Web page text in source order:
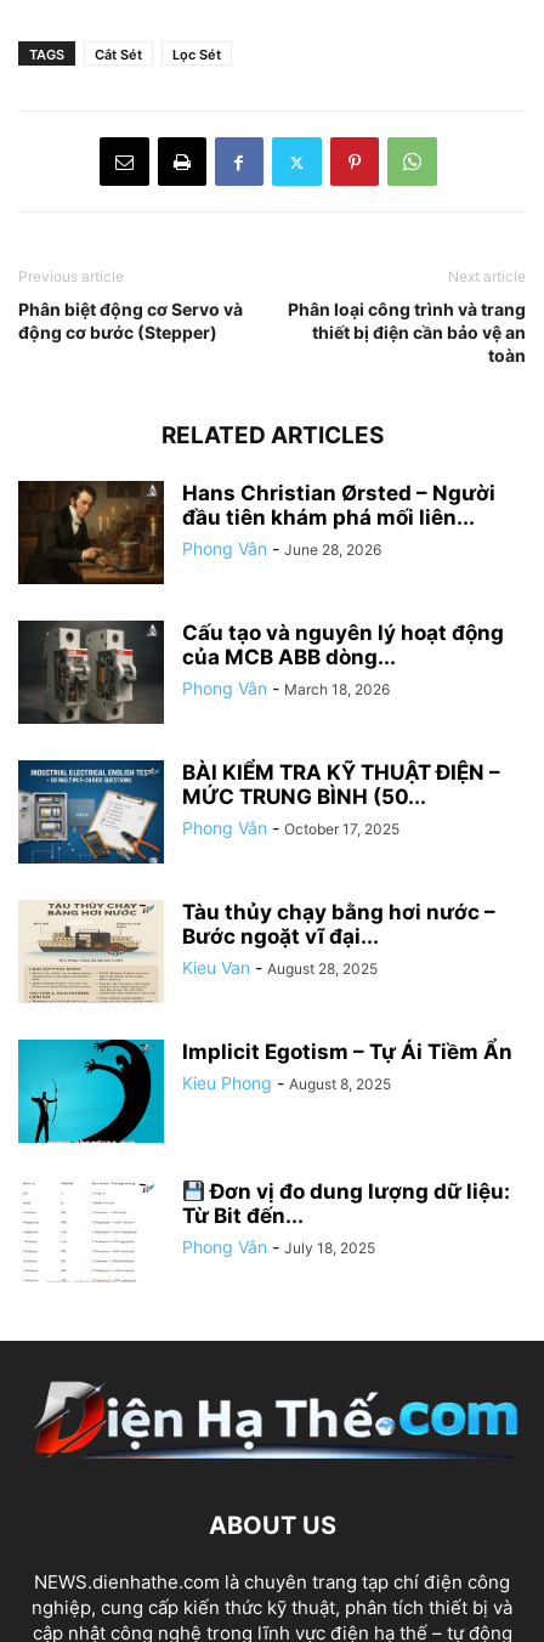
TAGS Cắt Sét Lọc Sét
Previous article
Phân biệt động cơ Servo và
động cơ bước (Stepper)
Next article
Phân loại công trình và trang
thiết bị điện cần bảo vệ an
toàn
RELATED ARTICLES
Hans Christian Ørsted – Người
đầu tiên khám phá mối liên...
Phong Vân - June 28, 2026
Cấu tạo và nguyên lý hoạt động
của MCB ABB dòng...
Phong Vân - March 18, 2026
BÀI KIỂM TRA KỸ THUẬT ĐIỆN –
MỨC TRUNG BÌNH (50...
Phong Vân - October 17, 2025
Tàu thủy chạy bằng hơi nước –
Bước ngoặt vĩ đại...
Kieu Van - August 28, 2025
Implicit Egotism – Tự Ái Tiềm Ẩn
Kieu Phong - August 8, 2025
Đơn vị đo dung lượng dữ liệu:
Từ Bit đến...
Phong Vân - July 18, 2025
ABOUT US
NEWS.dienhathe.com là chuyên trang tạp chí điện công
nghiệp, cung cấp kiến thức kỹ thuật, phân tích thiết bị và
cập nhật công nghệ trong lĩnh vực điện hạ thế – tự động